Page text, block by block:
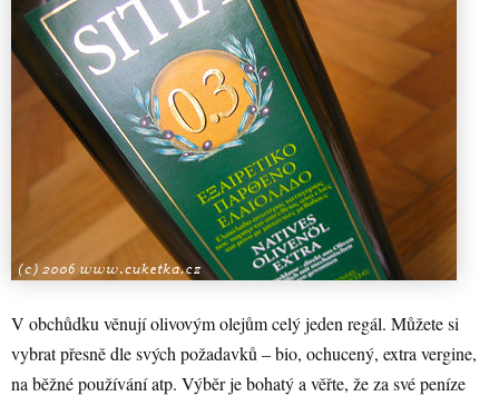
V obchůdku věnují olivovým olejům celý jeden regál. Můžete si
vybrat přesně dle svých požadavků – bio, ochucený, extra vergine,
na běžné používání atp. Výběr je bohatý a věřte, že za své peníze